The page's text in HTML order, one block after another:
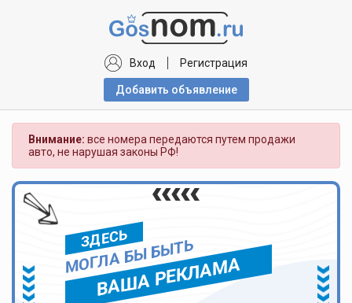
Вход Регистрация
Добавить объявлениe
Внимание: все номера передаются путем продажи
авто, не нарушая законы РФ!
ЗДЕСЬ
МОГЛА БЫ БЫТЬ
ВАША РЕКЛАМА